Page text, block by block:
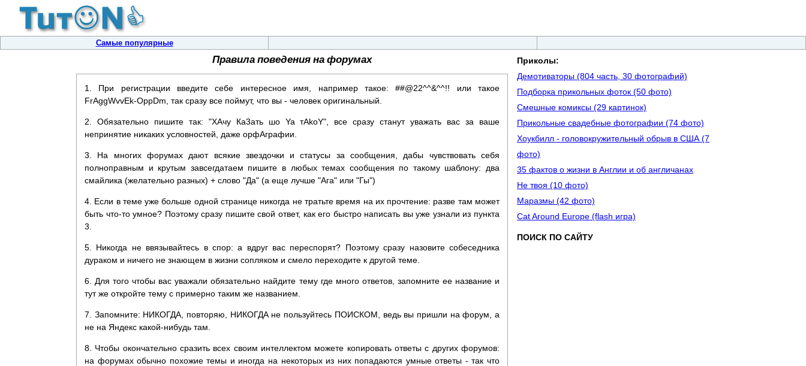
Самые популярные
Правила поведения на форумах
1. При регистрации введите себе интересное имя, например такое: ##@22^^&^^!! или такое
FrAggWvvEk-OppDm, так сразу все поймут, что вы - человек оригинальный.
2. Обязательно пишите так: "ХАчу Ка3ать шо Ya тАkоY", все сразу станут уважать вас за ваше
непринятие никаких условностей, даже орфАграфии.
3. На многих форумах дают всякие звездочки и статусы за сообщения, дабы чувствовать себя
полноправным и крутым завсегдатаем пишите в любых темах сообщения по такому шаблону: два
смайлика (желательно разных) + слово "Да" (а еще лучше "Ага" или "Гы")
4. Если в теме уже больше одной странице никогда не тратьте время на их прочтение: разве там может
быть что-то умное? Поэтому сразу пишите свой ответ, как его быстро написать вы уже узнали из пункта
3.
5. Никогда не ввязывайтесь в спор: а вдруг вас переспорят? Поэтому сразу назовите собеседника
дураком и ничего не знающем в жизни сопляком и смело переходите к другой теме.
6. Для того чтобы вас уважали обязательно найдите тему где много ответов, запомните ее название и
тут же откройте тему с примерно таким же названием.
7. Запомните: НИКОГДА, повторяю, НИКОГДА не пользуйтесь ПОИСКОМ, ведь вы пришли на форум, а
не на Яндекс какой-нибудь там.
8. Чтобы окончательно сразить всех своим интеллектом можете копировать ответы с других форумов:
на форумах обычно похожие темы и иногда на некоторых из них попадаются умные ответы - так что
Приколы:
Демотиваторы (804 часть, 30 фотографий)
Подборка прикольных фоток (50 фото)
Смешные комиксы (29 картинок)
Прикольные свадебные фотографии (74 фото)
Хоукбилл - головокружительный обрыв в США (7
фото)
35 фактов о жизни в Англии и об англичанах
Не твоя (10 фото)
Маразмы (42 фото)
Cat Around Europe (flash игра)
ПОИСК ПО САЙТУ